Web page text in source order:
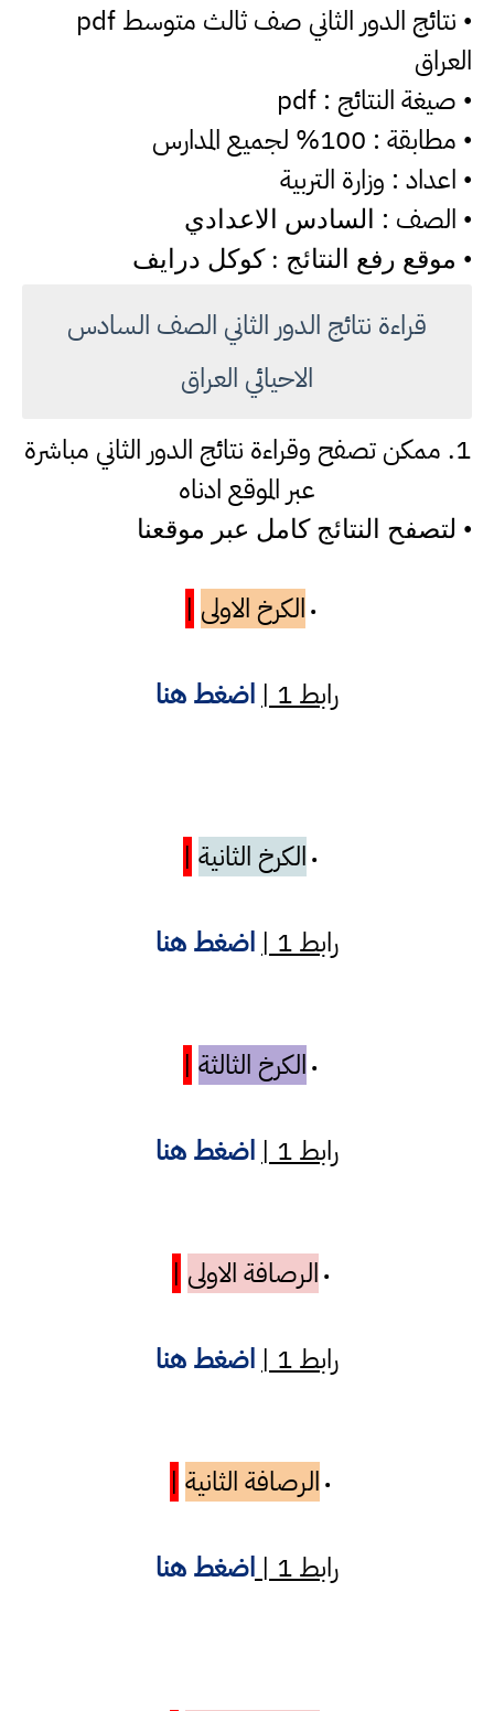
•
نتائج الدور الثاني صف ثالث متوسط pdf
العراق
• صيغة النتائج : pdf
• مطابقة : 100% لجميع المدارس
• اعداد : وزارة التربية
• الصف :
السادس الاعدادي
• موقع رفع النتائج : كوكل درايف
قراءة نتائج الدور الثاني الصف السادس
الاحيائي العراق
1. ممكن تصفح وقراءة نتائج الدور الثاني مباشرة
عبر الموقع ادناه
• لتصفح النتائج كامل عبر موقعنا
• الكرخ الاولى |
رابط 1 | اضغط هنا
• الكرخ الثانية |
رابط 1 | اضغط هنا
• الكرخ الثالثة |
رابط 1 | اضغط هنا
• الرصافة الاولى |
رابط 1 | اضغط هنا
• الرصافة الثانية |
رابط 1 | اضغط هنا